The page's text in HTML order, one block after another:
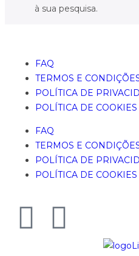
à sua pesquisa.
FAQ
TERMOS E
POLÍTICA DE
POLÍTICA DE COOKIES
FAQ
TERMOS E
POLÍTICA DE
POLÍTICA DE COOKIES